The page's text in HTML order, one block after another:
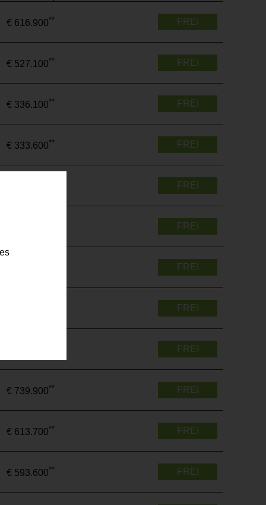
€ 616.900** FREI
€ 527.100** FREI
€ 336.100** FREI
€ 333.600** FREI
FREI
FREI
FREI
FREI
FREI
€ 739.900** FREI
€ 613.700** FREI
€ 593.600** FREI